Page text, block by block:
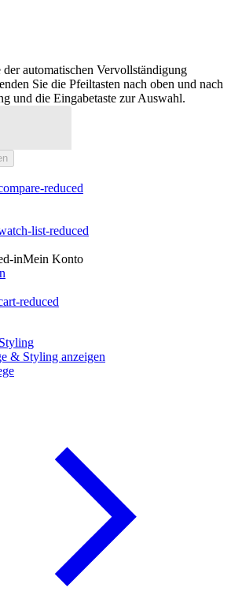
der automatischen Vervollständigung
Sie die Pfeiltasten nach oben und nach
und die Eingabetaste zur Auswahl.
Mein Konto
& Styling anzeigen